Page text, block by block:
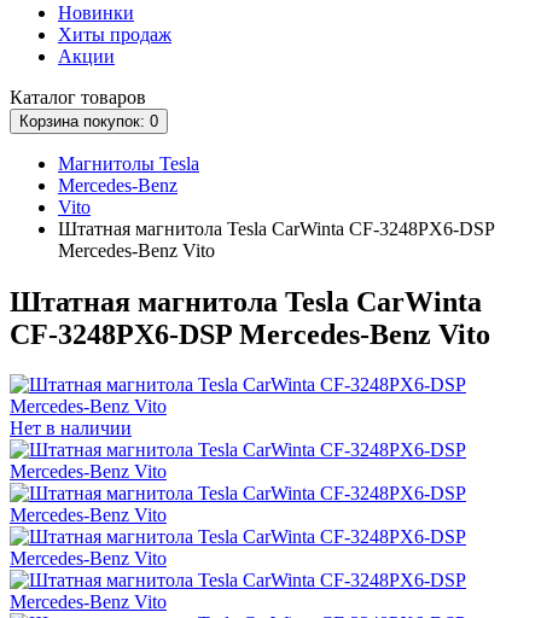
Новинки
Хиты продаж
Акции
Каталог товаров
Корзина покупок: 0
Магнитолы Tesla
Mercedes-Benz
Vito
Штатная магнитола Tesla CarWinta CF-3248PX6-DSP
Mercedes-Benz Vito
Штатная магнитола Tesla CarWinta
CF-3248PX6-DSP Mercedes-Benz Vito
Нет в наличии